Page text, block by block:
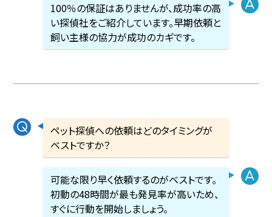
100％の保証はありませんが、成功率の高
い探偵社をご紹介しています。早期依頼と
飼い主様の協力が成功のカギです。
ペット探偵への依頼はどのタイミングが
ベストですか？
可能な限り早く依頼するのがベストです。
初動の48時間が最も発見率が高いため、
すぐに行動を開始しましょう。